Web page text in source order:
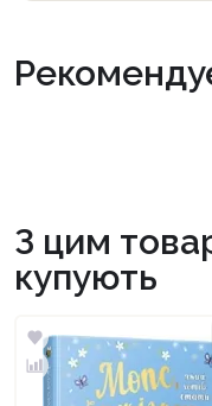
З цим
купують